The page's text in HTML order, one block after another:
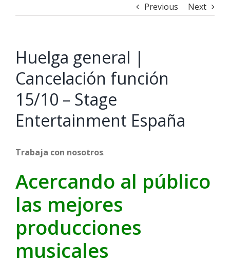
Previous Next
Huelga general |
Cancelación función
15/10 – Stage
Entertainment España
Trabaja con nosotros.
Acercando al público
las mejores
producciones
musicales